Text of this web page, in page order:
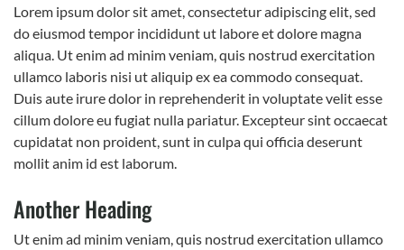
Lorem ipsum dolor sit amet, consectetur adipiscing elit, sed
do eiusmod tempor incididunt ut labore et dolore magna
aliqua. Ut enim ad minim veniam, quis nostrud exercitation
ullamco laboris nisi ut aliquip ex ea commodo consequat.
Duis aute irure dolor in reprehenderit in voluptate velit esse
cillum dolore eu fugiat nulla pariatur. Excepteur sint occaecat
cupidatat non proident, sunt in culpa qui officia deserunt
mollit anim id est laborum.
Another Heading
Ut enim ad minim veniam, quis nostrud exercitation ullamco